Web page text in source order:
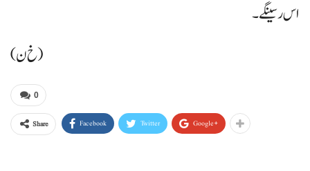
اس رسینگے۔
(خ ن)
0
Share Facebook Twitter Google+